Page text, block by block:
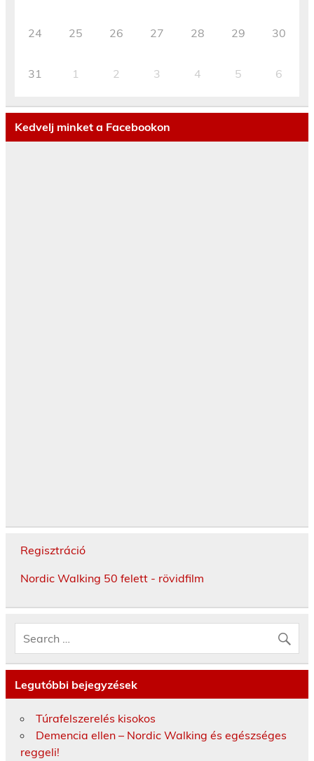
24 25 26 27 28 29 30
31 1 2 3 4 5 6
Kedvelj minket a Facebookon
Regisztráció
Nordic Walking 50 felett - rövidfilm
Legutóbbi bejegyzések
Túrafelszerelés kisokos
Demencia ellen – Nordic Walking és egészséges
reggeli!